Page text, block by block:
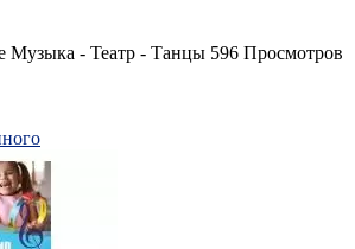
Музыка - Театр - Танцы 596 Просмотров